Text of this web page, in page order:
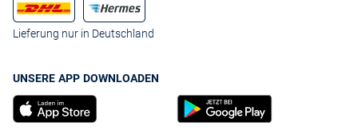
Lieferung nur in Deutschland
UNSERE APP DOWNLOADEN